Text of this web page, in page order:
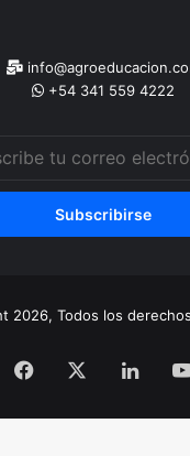
+54 341 559 4222
2026, Todos los
Facebook